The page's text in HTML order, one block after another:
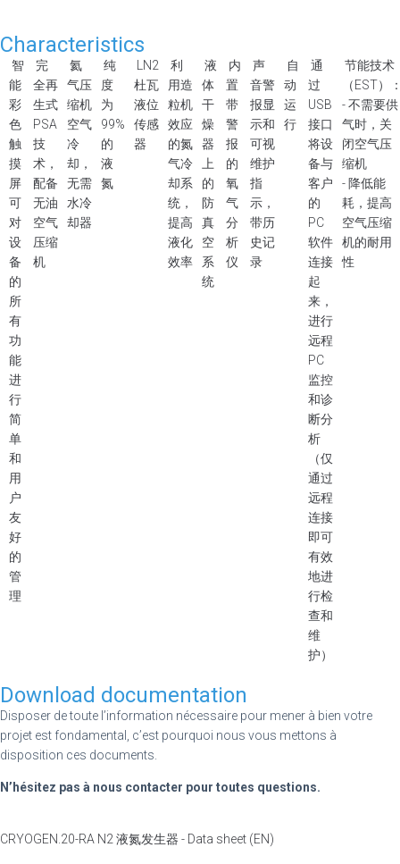
Characteristics
智
能
彩
色
触
摸
屏
可
对
设
备
的
所
有
功
能
进
行
简
单
和
用
户
友
好
的
管
理
完
全再
生式
PSA
技
术，
配备
无油
空气
压缩
机
氦
气压
缩机
空气
冷
却，
无需
水冷
却器
纯
度
为
99%
的
液
氮
LN2
杜瓦
液位
传感
器
利
用造
粒机
效应
的氮
气冷
却系
统，
提高
液化
效率
液
体
干
燥
器
上
的
防
真
空
系
统
内
置
带
警
报
的
氧
气
分
析
仪
声
音警
报显
示和
可视
维护
指
示，
带历
史记
录
自
动
运
行
通
过
USB
接口
将设
备与
客户
的
PC
软件
连接
起
来，
进行
远程
PC
监控
和诊
断分
析
（仅
通过
远程
连接
即可
有效
地进
行检
查和
维
护）
节能技术
（EST）
- 不需要供
气时，关
闭空气压
缩机
- 降低能
耗，提高
空气压缩
机的耐用
性
Download documentation
Disposer de toute l’information nécessaire pour mener à bien votre
projet est fondamental, c’est pourquoi nous vous mettons à
disposition ces documents.
N’hésitez pas à nous contacter pour toutes questions.
CRYOGEN.20-RA N2 液氮发生器 - Data sheet (EN)